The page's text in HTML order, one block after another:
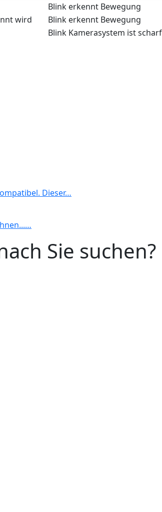
Blink erkennt Bewegung
wird
Blink erkennt Bewegung
Blink Kamerasystem ist
Dieser…
Sie suchen?